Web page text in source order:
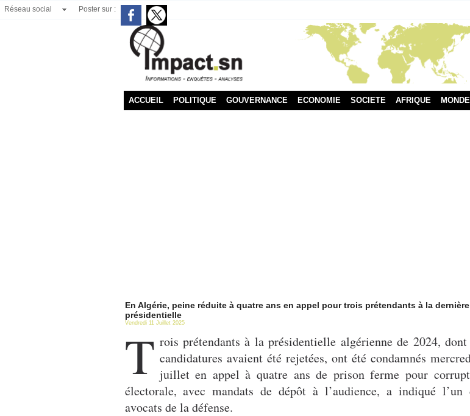
Réseau social Poster sur :
ACCUEIL POLITIQUE GOUVERNANCE ECONOMIE SOCIETE AFRIQUE MONDE
En Algérie, peine réduite à quatre ans en appel pour trois prétendants à la dernière
présidentielle
Vendredi 11 Juillet 2025
T rois prétendants à la présidentielle algérienne de 2024,
candidatures avaient été rejetées, ont été condamnés
juillet en appel à quatre ans de prison ferme pour
électorale, avec mandats de dépôt à l’audience, a indiqué l’un
avocats de la défense.